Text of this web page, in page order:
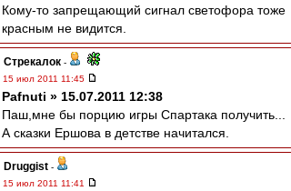
Кому-то запрещающий сигнал светофора тоже
красным не видится.
Стрекалок -
15 июл 2011 11:45
Pafnuti » 15.07.2011 12:38
Паш,мне бы порцию игры Спартака получить...
А сказки Ершова в детстве начитался.
Druggist -
15 июл 2011 11:41